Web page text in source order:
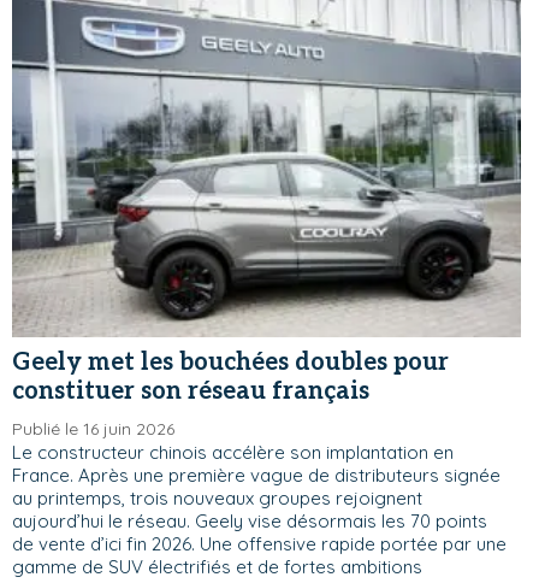
Geely met les bouchées doubles pour
constituer son réseau français
Publié le 16 juin 2026
Le constructeur chinois accélère son implantation en
France. Après une première vague de distributeurs signée
au printemps, trois nouveaux groupes rejoignent
aujourd’hui le réseau. Geely vise désormais les 70 points
de vente d’ici fin 2026. Une offensive rapide portée par une
gamme de SUV électrifiés et de fortes ambitions